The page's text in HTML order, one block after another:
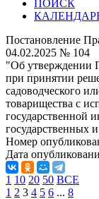
ПОИСК
Постановление
04.02.2025 № 104
"Об утверждении
при принятии
садоводческого
товарищества с
государственной
государственных
Номер
Дата
1 10 20 50 ВСЕ
1 2 3 4 5 6 ... 8